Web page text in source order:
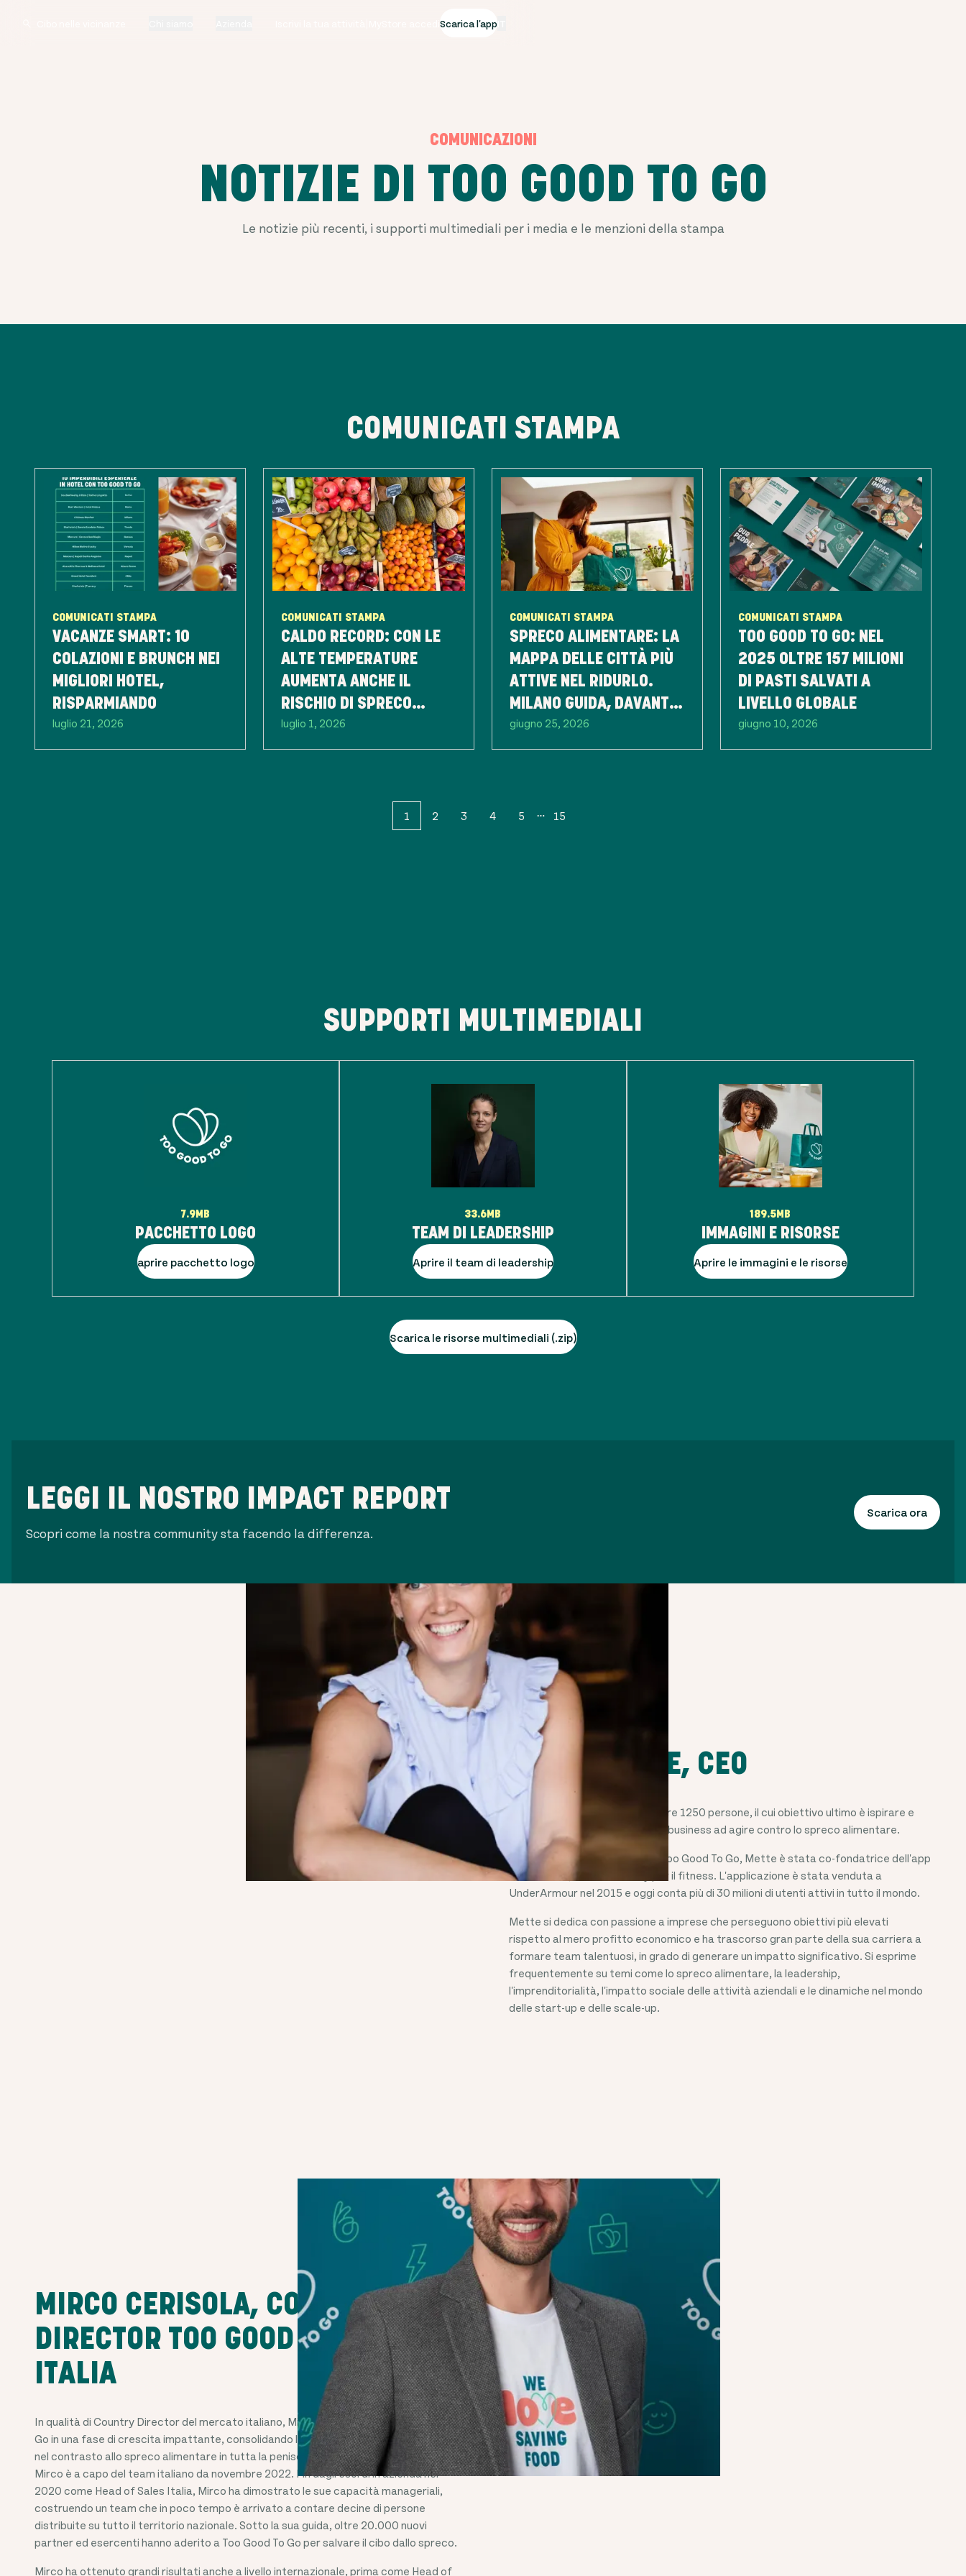
MyStore accediScarica l'app
COMUNICAZIONI
NOTIZIE DI TOO GOOD TO GO
Le notizie più recenti, i supporti multimediali per i media e le menzioni della stampa
COMUNICATI STAMPA
COMUNICATI STAMPA
VACANZE SMART: 10
COLAZIONI E BRUNCH NEI
MIGLIORI HOTEL,
RISPARMIANDO
luglio 21, 2026
COMUNICATI STAMPA
CALDO RECORD: CON LE
ALTE TEMPERATURE
AUMENTA ANCHE IL
RISCHIO DI SPRECO
ALIMENTARE
luglio 1, 2026
COMUNICATI STAMPA
SPRECO ALIMENTARE: LA
MAPPA DELLE CITTÀ PIÙ
ATTIVE NEL RIDURLO.
MILANO GUIDA, DAVANTI
A ROMA E FIRENZE.
EMILIA ROMAGNA TRA LE
giugno 25, 2026
COMUNICATI STAMPA
TOO GOOD TO GO: NEL
2025 OLTRE 157 MILIONI
DI PASTI SALVATI A
LIVELLO GLOBALE
giugno 10, 2026
1 2 3 4 5 15
SUPPORTI MULTIMEDIALI
7.9MB
PACCHETTO LOGO
aprire pacchetto logo
33.6MB
TEAM DI LEADERSHIP
Aprire il team di leadership
189.5MB
IMMAGINI E RISORSE
Aprire le immagini e le risorse
Scarica le risorse multimediali (.zip)
LEGGI IL NOSTRO IMPACT REPORT
Scopri come la nostra community sta facendo la differenza.
Scarica ora
METTE LYKKE, CEO
Mette è a capo di un team di oltre 1250 persone, il cui obiettivo ultimo è ispirare e
responsabilizzare le persone e i business ad agire contro lo spreco alimentare.
Prima di entrare a far parte di Too Good To Go, Mette è stata co-fondatrice dell'app
Endomondo, una community per il fitness. L'applicazione è stata venduta a
UnderArmour nel 2015 e oggi conta più di 30 milioni di utenti attivi in tutto il mondo.
Mette si dedica con passione a imprese che perseguono obiettivi più elevati
rispetto al mero profitto economico e ha trascorso gran parte della sua carriera a
formare team talentuosi, in grado di generare un impatto significativo. Si esprime
frequentemente su temi come lo spreco alimentare, la leadership,
l'imprenditorialità, l'impatto sociale delle attività aziendali e le dinamiche nel mondo
delle start-up e delle scale-up.
MIRCO CERISOLA, COUNTRY
DIRECTOR TOO GOOD TO GO
ITALIA
In qualità di Country Director del mercato italiano, Mirco sta guidando Too Good To
Go in una fase di crescita impattante, consolidando l'azienda come attore chiave
nel contrasto allo spreco alimentare in tutta la penisola italiana.
Mirco è a capo del team italiano da novembre 2022. Fin dagli esordi in azienda nel
2020 come Head of Sales Italia, Mirco ha dimostrato le sue capacità manageriali,
costruendo un team che in poco tempo è arrivato a contare decine di persone
distribuite su tutto il territorio nazionale. Sotto la sua guida, oltre 20.000 nuovi
partner ed esercenti hanno aderito a Too Good To Go per salvare il cibo dallo spreco.
Mirco ha ottenuto grandi risultati anche a livello internazionale, prima come Head of